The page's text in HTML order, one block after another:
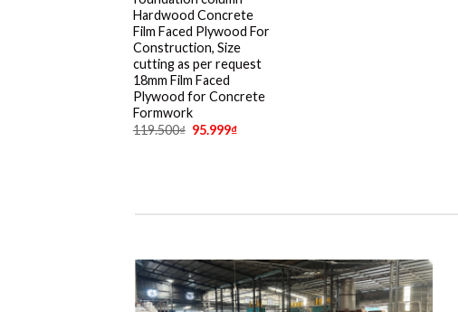
Hardwood Concrete
Film Faced Plywood For
Construction, Size
cutting as per request
18mm Film Faced
Plywood for Concrete
Formwork
119.500₫ 95.999₫